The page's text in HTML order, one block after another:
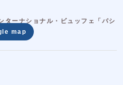
ターナショナル・ビュッフェ「パシ
map